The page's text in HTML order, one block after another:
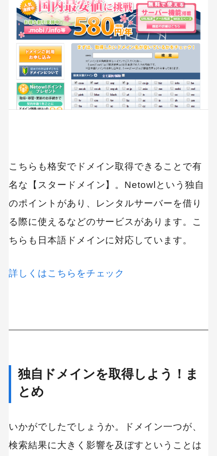
こちらも格安でドメイン取得できることで有
名な【スタードメイン】。Netowlという独自
のポイントがあり、レンタルサーバーを借り
る際に使えるなどのサービスがあります。こ
ちらも日本語ドメインに対応しています。
詳しくはこちらをチェック
独自ドメインを取得しよう！ま
とめ
いかがでしたでしょうか。ドメイン一つが、
検索結果に大きく影響を及ぼすということは